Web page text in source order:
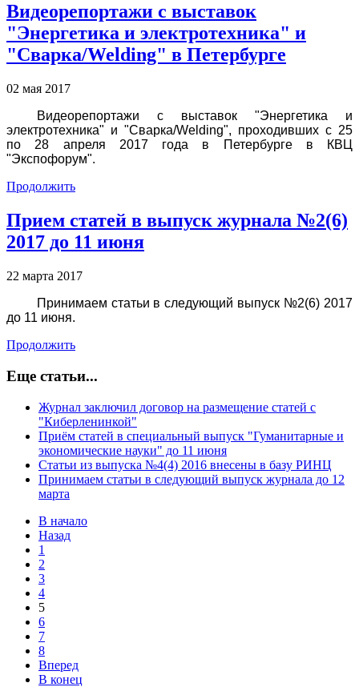
Видеорепортажи с выставок
"Энергетика и электротехника" и
"Сварка/Welding" в Петербурге
02 мая 2017
Видеорепортажи с выставок "Энергетика и
электротехника" и "Сварка/Welding", проходивших с 25
по 28 апреля 2017 года в Петербурге в КВЦ
"Экспофорум".
Продолжить
Прием статей в выпуск журнала №2(6)
2017 до 11 июня
22 марта 2017
Принимаем статьи в следующий выпуск №2(6) 2017
до 11 июня.
Продолжить
Еще статьи...
Журнал заключил договор на размещение статей с
"Киберленинкой"
Приём статей в специальный выпуск "Гуманитарные и
экономические науки" до 11 июня
Статьи из выпуска №4(4) 2016 внесены в базу РИНЦ
Принимаем статьи в следующий выпуск журнала до 12
марта
В начало
Назад
1
2
3
4
5
6
7
8
Вперед
В конец